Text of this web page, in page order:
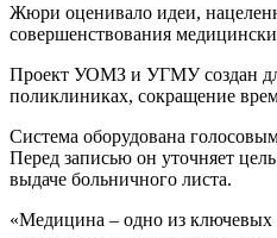
Жюри оценивало идеи,
совершенствования
Проект УОМЗ и УГМУ создан
поликлиниках, сокращение
Система оборудована
Перед записью он уточняет
выдаче больничного листа.
«Медицина – одно из ключевых